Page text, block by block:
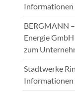
Informationen
BERGMANN
Energie
zum
Stadtwerke
Informationen